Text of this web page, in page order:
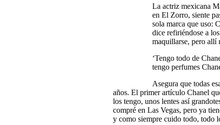
La actriz mexicana
en El Zorro, siente
sola marca que uso:
dice refiriéndose a
maquillarse, pero allí
‘Tengo todo de
tengo perfumes
Asegura que todas
años. El primer artículo Chanel
los tengo, unos lentes así
compré en Las Vegas, pero ya
y como siempre cuido todo, todo